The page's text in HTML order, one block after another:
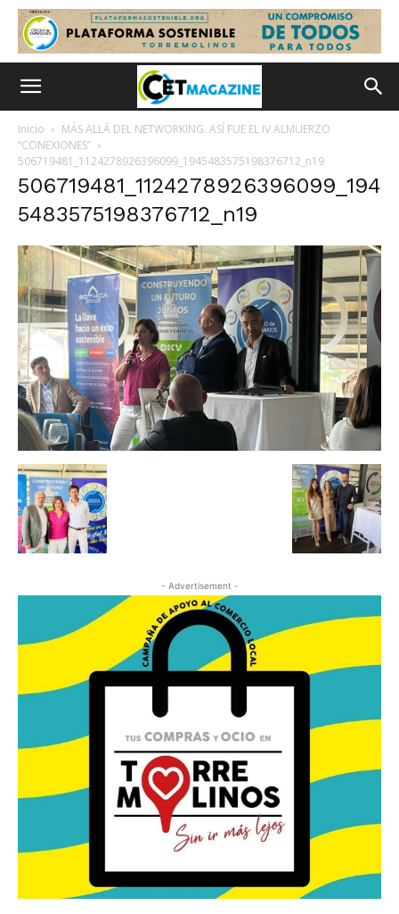
Inicio
MÁS ALLÁ DEL NETWORKING. ASÍ FUE EL IV ALMUERZO
“CONEXIONES”
506719481_1124278926396099_1945483575198376712_n19
506719481_1124278926396099_194
5483575198376712_n19
- Advertisement -